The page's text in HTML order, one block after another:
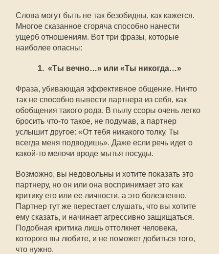
Слова могут быть не так безобидны, как кажется.
Многое сказанное сгоряча способно нанести
ущерб отношениям. Вот три фразы, которые
наиболее опасны:
1. «Ты вечно…» или «Ты никогда…»
Фраза, убивающая эффективное общение. Ничто
так не способно вывести партнера из себя, как
обобщения такого рода. В пылу ссоры очень легко
бросить что-то такое, не подумав, а партнер
услышит другое: «От тебя никакого толку. Ты
всегда меня подводишь». Даже если речь идет о
какой-то мелочи вроде мытья посуды.
Возможно, вы недовольны и хотите показать это
партнеру, но он или она воспринимает это как
критику его или ее личности, а это болезненно.
Партнер тут же перестает слушать, что вы хотите
ему сказать, и начинает агрессивно защищаться.
Подобная критика лишь оттолкнет человека,
которого вы любите, и не поможет добиться того,
что нужно.